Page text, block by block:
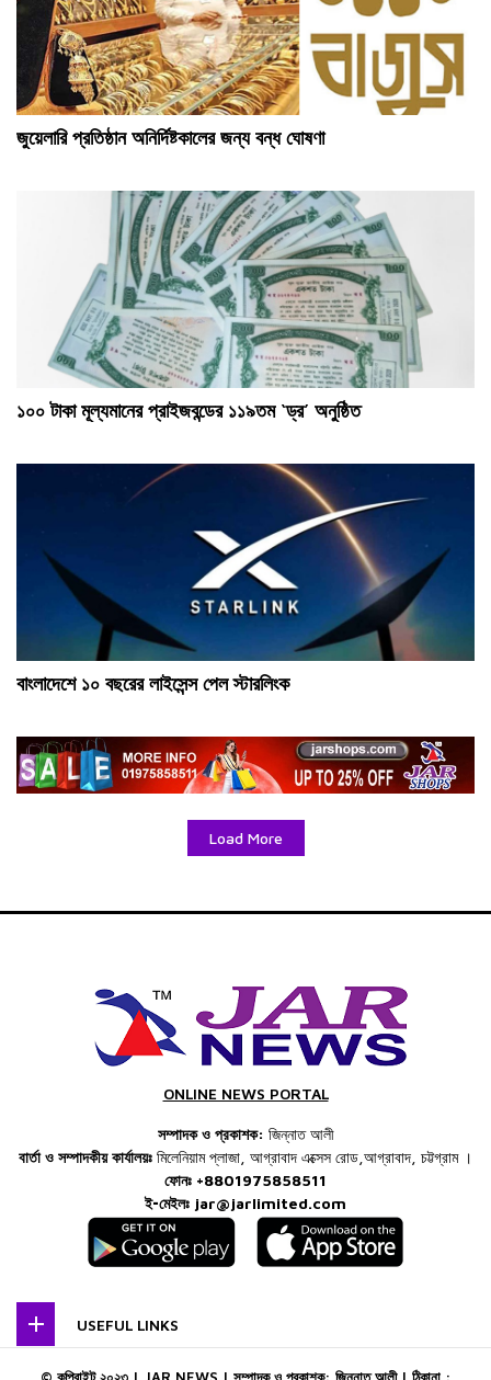
জুয়েলারি প্রতিষ্ঠান অনির্দিষ্টকালের জন্য বন্ধ ঘোষণা
১০০ টাকা মূল্যমানের প্রাইজবন্ডের ১১৯তম ‘ড্র’ অনুষ্ঠিত
বাংলাদেশে ১০ বছরের লাইসেন্স পেল স্টারলিংক
Load More
ONLINE NEWS PORTAL
সম্পাদক ও প্রকাশক: জিন্নাত আলী
বার্তা ও সম্পাদকীয় কার্যালয়ঃ মিলেনিয়াম প্লাজা, আগ্রাবাদ এক্সেস রোড,আগ্রাবাদ, চট্টগ্রাম ।
ফোনঃ +8801975858511
ই-মেইলঃ jar@jarlimited.com
USEFUL LINKS